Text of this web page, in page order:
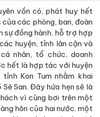
vồn có, phát huy hết
của các phòng, ban, đoàn
sự đồng hành, hỗ trợ hợp
huyện, tỉnh lân cận và
nhân, tổ chức, doanh
hết là hợp tác với huyện
tỉnh Kon Tum nhằm khai
San. Đây hứa hẹn sẽ là
vì cùng bơi trên một
hôn của hai nước. một